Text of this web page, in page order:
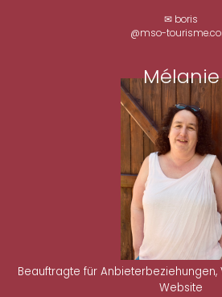
✉ boris
@mso-
Mélanie
Beauftragte für
Website